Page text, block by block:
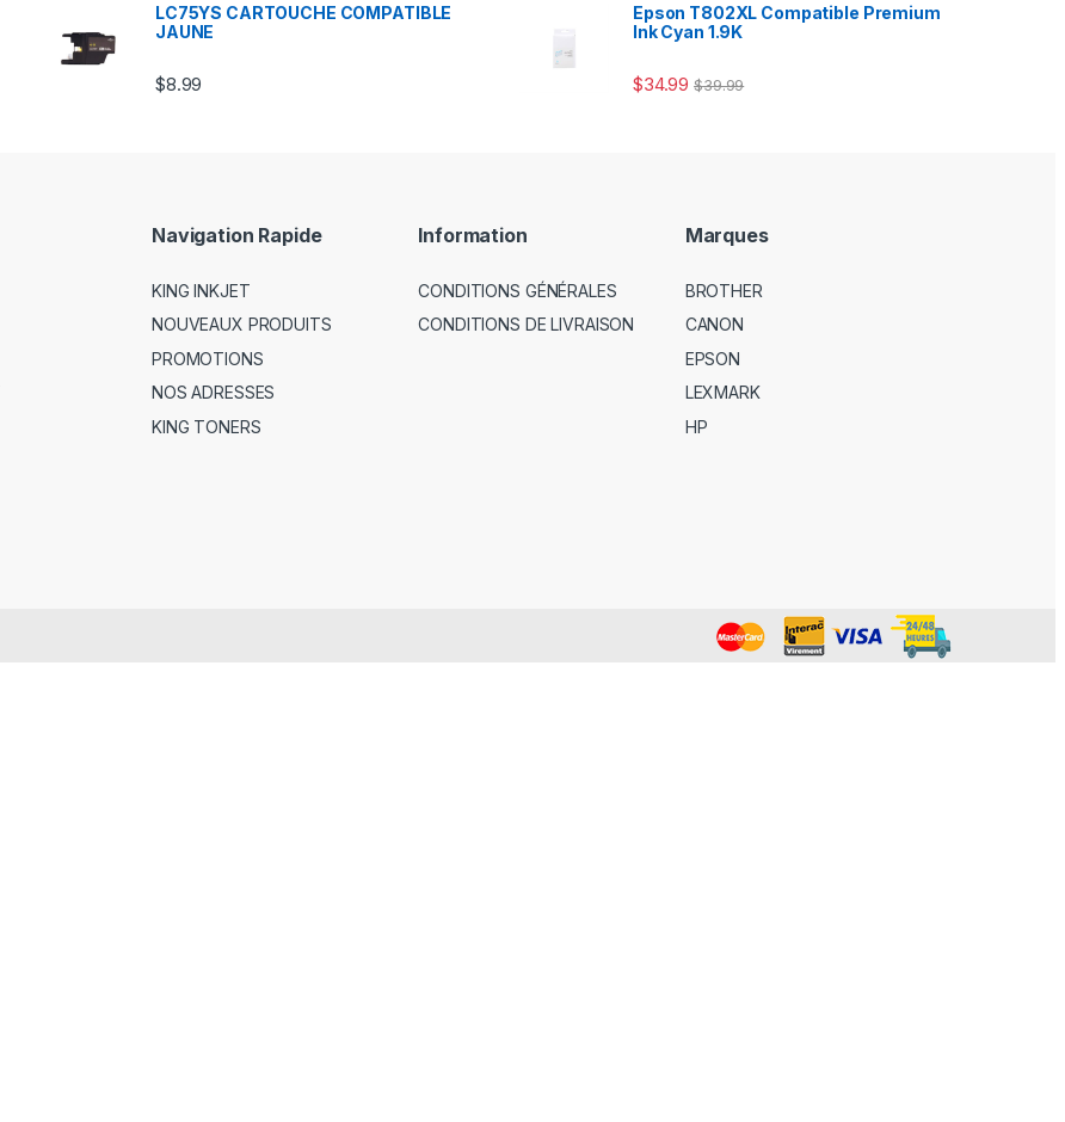
LC75YS CARTOUCHE COMPATIBLE
JAUNE
$8.99
Epson T802XL Compatible Premium
Ink Cyan 1.9K
$34.99 $39.99
Navigation Rapide
KING INKJET
NOUVEAUX PRODUITS
PROMOTIONS
NOS ADRESSES
KING TONERS
Information
CONDITIONS GÉNÉRALES
CONDITIONS DE LIVRAISON
Marques
BROTHER
CANON
EPSON
LEXMARK
HP